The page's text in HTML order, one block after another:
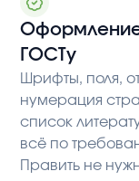
ГОСТу
Шрифты, поля,
нумерация
список
всё по
Править не